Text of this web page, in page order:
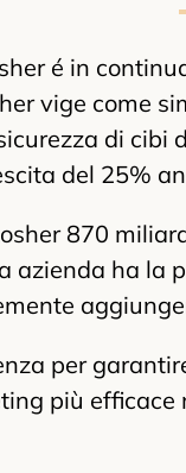
é in
vige come
di
del 25%
870
azienda ha la
per
più